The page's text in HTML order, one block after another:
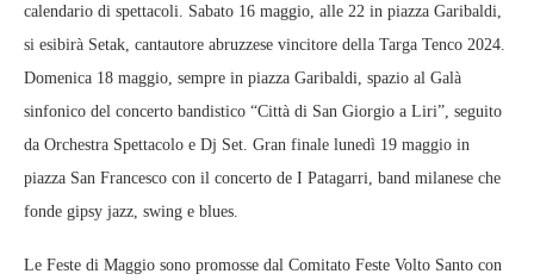
calendario di spettacoli. Sabato 16 maggio, alle 22 in piazza Garibaldi,
si esibirà Setak, cantautore abruzzese vincitore della Targa Tenco 2024.
Domenica 18 maggio, sempre in piazza Garibaldi, spazio al Galà
sinfonico del concerto bandistico “Città di San Giorgio a Liri”, seguito
da Orchestra Spettacolo e Dj Set. Gran finale lunedì 19 maggio in
piazza San Francesco con il concerto de I Patagarri, band milanese che
fonde gipsy jazz, swing e blues.
Le Feste di Maggio sono promosse dal Comitato Feste Volto Santo con